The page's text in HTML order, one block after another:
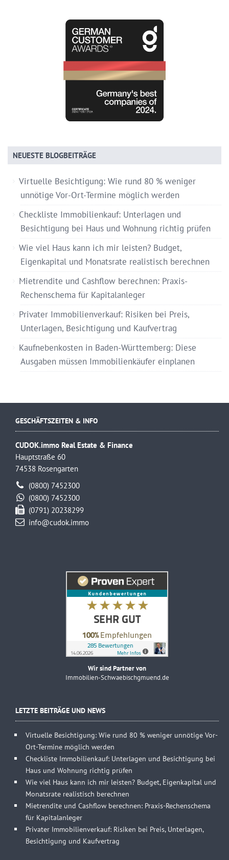
NEUESTE BLOGBEITRÄGE
Virtuelle Besichtigung: Wie rund 80 % weniger
unnötige Vor-Ort-Termine möglich werden
Checkliste Immobilienkauf: Unterlagen und
Besichtigung bei Haus und Wohnung richtig prüfen
Wie viel Haus kann ich mir leisten? Budget,
Eigenkapital und Monatsrate realistisch berechnen
Mietrendite und Cashflow berechnen: Praxis-
Rechenschema für Kapitalanleger
Privater Immobilienverkauf: Risiken bei Preis,
Unterlagen, Besichtigung und Kaufvertrag
Kaufnebenkosten in Baden-Württemberg: Diese
Ausgaben müssen Immobilienkäufer einplanen
GESCHÄFTSZEITEN & INFO
CUDOK.immo Real Estate & Finance
Hauptstraße 60
74538 Rosengarten
(0800) 7452300
(0800) 7452300
(0791) 20238299
info@cudok.immo
Wir sind Partner von
Immobilien-Schwaebischgmuend.de
LETZTE BEITRÄGE UND NEWS
Virtuelle Besichtigung: Wie rund 80 % weniger unnötige Vor-
Ort-Termine möglich werden
Checkliste Immobilienkauf: Unterlagen und Besichtigung bei
Haus und Wohnung richtig prüfen
Wie viel Haus kann ich mir leisten? Budget, Eigenkapital und
Monatsrate realistisch berechnen
Mietrendite und Cashflow berechnen: Praxis-Rechenschema
für Kapitalanleger
Privater Immobilienverkauf: Risiken bei Preis, Unterlagen,
Besichtigung und Kaufvertrag